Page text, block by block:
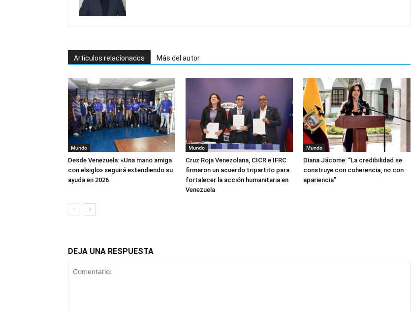
Artículos relacionados Más del autor
Mundo
Desde Venezuela: «Una mano amiga
con elsiglo» seguirá extendiendo su
ayuda en 2026
Mundo
Cruz Roja Venezolana, CICR e IFRC
firmaron un acuerdo tripartito para
fortalecer la acción humanitaria en
Venezuela
Mundo
Diana Jácome: “La credibilidad se
construye con coherencia, no con
apariencia”
DEJA UNA RESPUESTA